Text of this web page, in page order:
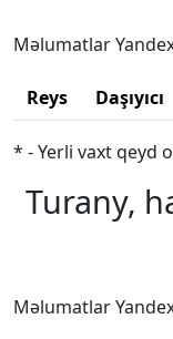
Məlumatlar
Reys Daşıyıcı
* - Yerli vaxt qeyd
Turany,
Məlumatlar